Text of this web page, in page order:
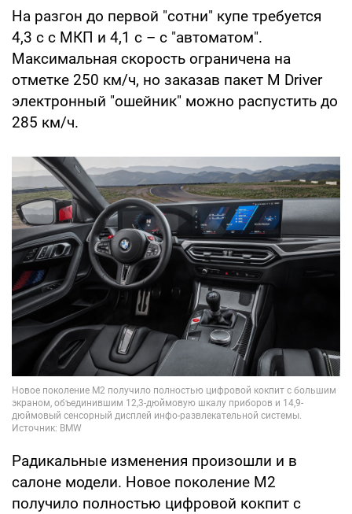
На разгон до первой "сотни" купе требуется
4,3 с с МКП и 4,1 с – с "автоматом".
Максимальная скорость ограничена на
отметке 250 км/ч, но заказав пакет M Driver
электронный "ошейник" можно распустить до
285 км/ч.
Радикальные изменения произошли и в
салоне модели. Новое поколение M2
получило полностью цифровой кокпит с